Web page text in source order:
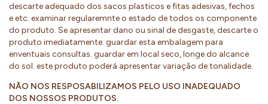
descarte adequado dos sacos plasticos e fitas adesivas, fechos
e etc. examinar regularemnte o estado de todos os componente
do produto. Se apresentar dano ou sinal de desgaste, descarte o
produto imediatamente. guardar esta embalagem para
enventuais consultas. guardar em local seco, longe do alcance
do sol. este produto poderá apresentar variação de tonalidade.
NÃO NOS RESPOSABILIZAMOS PELO USO INADEQUADO
DOS NOSSOS PRODUTOS.